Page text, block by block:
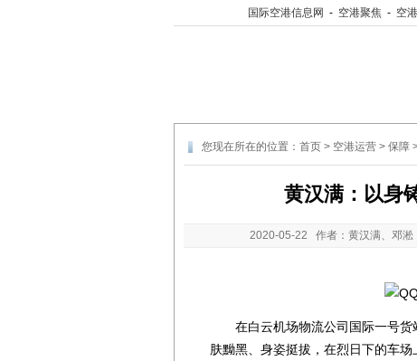
国际空港信息网 - 空港聚焦 - 空
您现在所在的位置： 首页 > 空港运营 > 保障
黄汉满：以身
2020-05-22 作者：黄汉满、邓淞
在白云机场物流公司国际一号货
肤黝黑、身姿挺拔，在烈日下的车